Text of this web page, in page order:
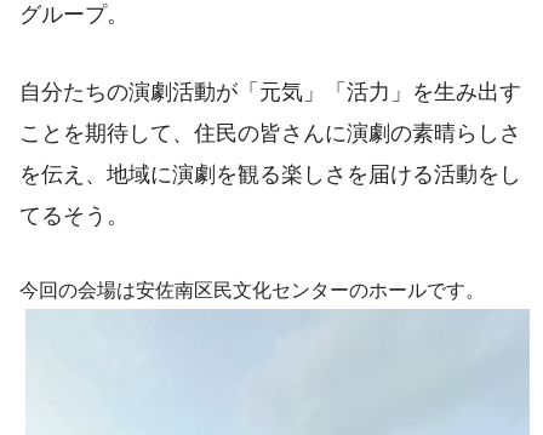
グループ。
自分たちの演劇活動が「元気」「活力」を生み出す
ことを期待して、住民の皆さんに演劇の素晴らしさ
を伝え、地域に演劇を観る楽しさを届ける活動をし
てるそう。
今回の会場は安佐南区民文化センターのホールです。